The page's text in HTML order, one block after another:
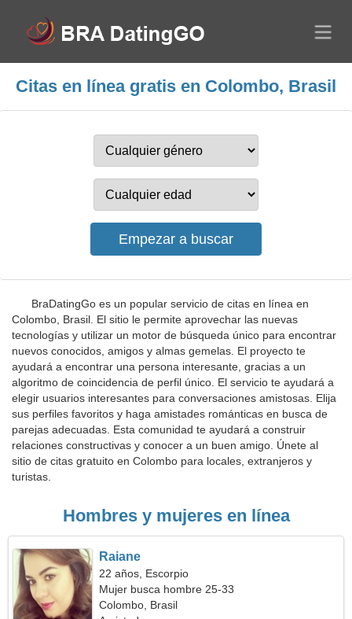
Citas en línea gratis en Colombo, Brasil
BraDatingGo es un popular servicio de citas en línea en
Colombo, Brasil. El sitio le permite aprovechar las nuevas
tecnologías y utilizar un motor de búsqueda único para encontrar
nuevos conocidos, amigos y almas gemelas. El proyecto te
ayudará a encontrar una persona interesante, gracias a un
algoritmo de coincidencia de perfil único. El servicio te ayudará a
elegir usuarios interesantes para conversaciones amistosas. Elija
sus perfiles favoritos y haga amistades románticas en busca de
parejas adecuadas. Esta comunidad te ayudará a construir
relaciones constructivas y conocer a un buen amigo. Únete al
sitio de citas gratuito en Colombo para locales, extranjeros y
turistas.
Hombres y mujeres en línea
Raiane
22 años, Escorpio
Mujer busca hombre 25-33
Colombo, Brasil